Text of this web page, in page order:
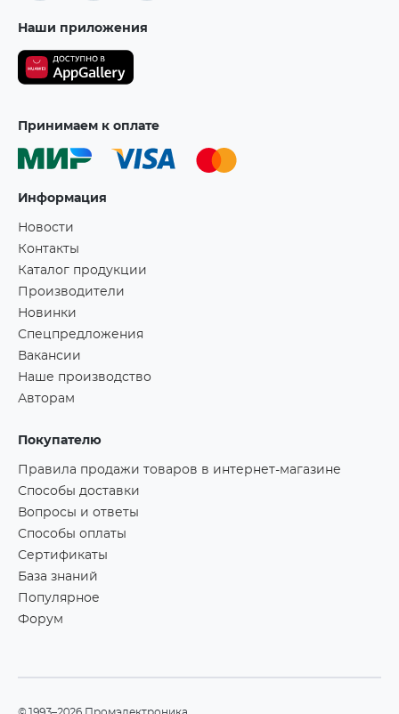
Наши приложения
Принимаем к оплате
Информация
Новости
Контакты
Каталог продукции
Производители
Новинки
Спецпредложения
Вакансии
Наше производство
Авторам
Покупателю
Правила продажи товаров в интернет-магазине
Способы доставки
Вопросы и ответы
Способы оплаты
Сертификаты
База знаний
Популярное
Форум